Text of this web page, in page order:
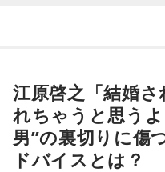
すべきか、悩んでいます。
＜江原からの回答＞
公務員のリアル」。人事院
の・たかや）さんから、国
新たな取り組みについて話
江原啓之「結婚
れちゃうと思う
男”の裏切りに傷
ドバイスとは？